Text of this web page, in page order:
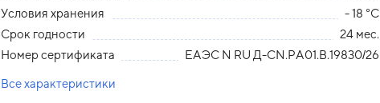
Условия хранения
- 18 °С
Срок годности
24 мес.
Номер сертификата
ЕАЭС N RU Д-СN.РА01.В.19830/26
Все характеристики